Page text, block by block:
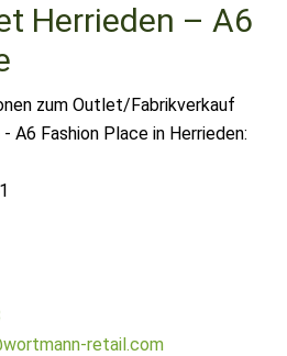
Herrieden – A6
zum Outlet/Fabrikverkauf
A6 Fashion Place in Herrieden:
retail.com